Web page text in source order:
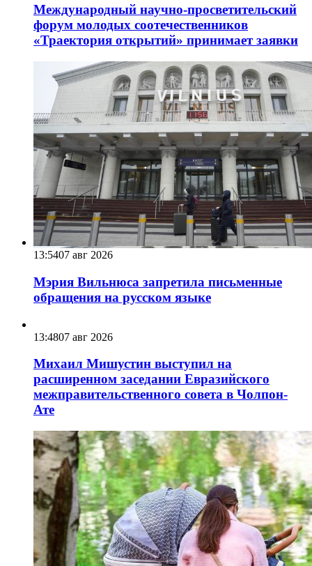
Международный научно-просветительский
форум молодых соотечественников
«Траектория открытий» принимает заявки
13:5407 авг 2026
Мэрия Вильнюса запретила письменные
обращения на русском языке
13:4807 авг 2026
Михаил Мишустин выступил на
расширенном заседании Евразийского
межправительственного совета в Чолпон-
Ате